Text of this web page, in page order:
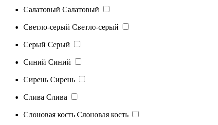
Салатовый Салатовый
Светло-серый Светло-серый
Серый Серый
Синий Синий
Сирень Сирень
Слива Слива
Слоновая кость Слоновая кость